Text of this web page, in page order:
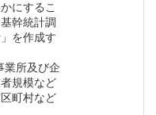
にするこ
幹統計調
を作成す
業所及び企
規模など
町村など